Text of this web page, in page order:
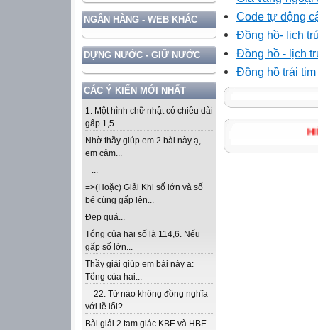
NGÂN HÀNG - WEB KHÁC
DỰNG NƯỚC - GIỮ NƯỚC
CÁC Ý KIẾN MỚI NHẤT
1. Một hình chữ nhật có chiều dài
gấp 1,5...
Nhờ thầy giúp em 2 bài này ạ,
em cảm...
...
=>(Hoặc) Giải Khi số lớn và số
bé cùng gấp lên...
Đẹp quá...
Tổng của hai số là 114,6. Nếu
gấp số lớn...
Thầy giải giúp em bài này ạ:
Tổng của hai...
22. Từ nào không đồng nghĩa
với lề lối?...
Bài giải 2 tam giác KBE và HBE
Code tự động
Đồng hồ- lịch
Đồng hồ - lịch
Đồng hồ trái